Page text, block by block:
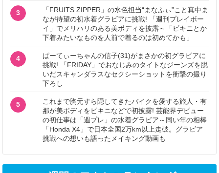
3
「FRUITS ZIPPER」の水色担当“まなふぃ”こと真中ま
なが待望の初水着グラビアに挑戦! 「週刊プレイボー
イ」でメリハリのある美ボディを披露～「ビキニとか
下着みたいなものを人前で着るのは初めてかも」
4
ぱーてぃーちゃんの信子(31)がまさかの初グラビアに
挑戦! 「FRIDAY」でおなじみのタイトなジーンズを脱
いだスキャンダラスなセクシーショットを衝撃の撮り
下ろし
5
これまで胸元すら隠してきたバイクを愛する旅人・有
那が美ボディをビキニなどで初披露! 芸能界デビュー
の初仕事は「週プレ」の水着グラビア～同い年の相棒
「Honda X4」で日本全国2万km以上走破。グラビア
挑戦への想いも語ったメイキング動画も